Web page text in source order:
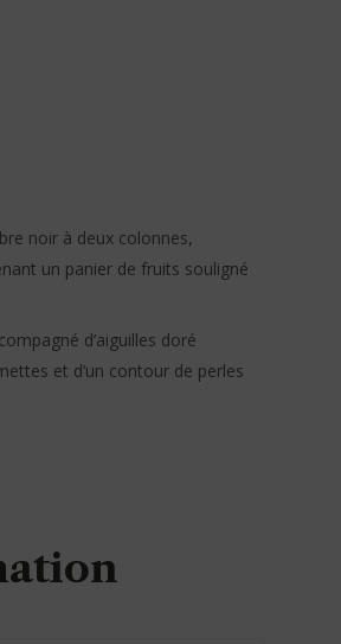
noir à deux colonnes,
un panier de fruits souligné
d’aiguilles doré
et d’un contour de perles